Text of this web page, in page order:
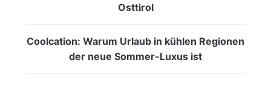
Osttirol
Coolcation: Warum Urlaub in kühlen Regionen
der neue Sommer-Luxus ist